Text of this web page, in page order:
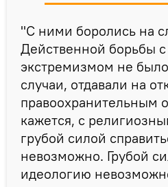
"С ними боролись на
Действенной борьбы
экстремизмом не
случаи, отдавали на
правоохранительным
кажется, с
грубой силой
невозможно. Грубой
идеологию